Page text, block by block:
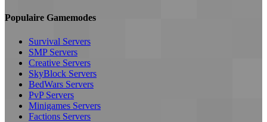
Populaire Gamemodes
Survival Servers
SMP Servers
Creative Servers
SkyBlock Servers
BedWars Servers
PvP Servers
Minigames Servers
Factions Servers